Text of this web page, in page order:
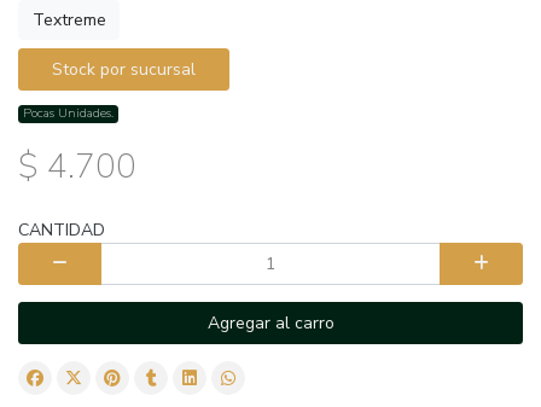
Textreme
Stock por sucursal
Pocas Unidades.
$ 4.700
CANTIDAD
Agregar al carro